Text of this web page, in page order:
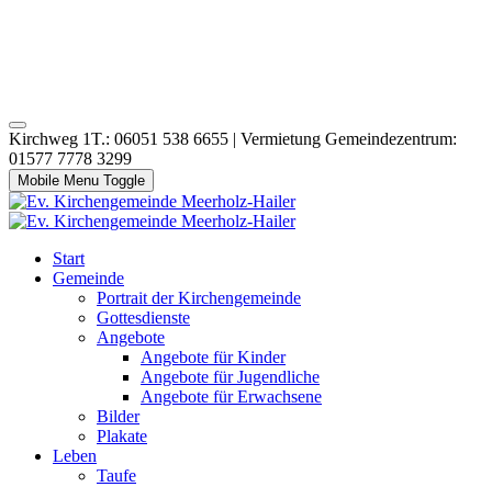
Kirchweg 1T.: 06051 538 6655 | Vermietung Gemeindezentrum:
01577 7778 3299
Mobile Menu Toggle
Start
Gemeinde
Portrait der Kirchengemeinde
Gottesdienste
Angebote
Angebote für Kinder
Angebote für Jugendliche
Angebote für Erwachsene
Bilder
Plakate
Leben
Taufe